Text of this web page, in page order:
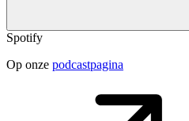
Spotify
Op onze podcastpagina